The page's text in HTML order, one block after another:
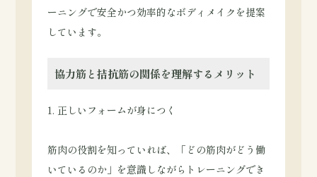
ーニングで安全かつ効率的なボディメイクを提案
しています。
協力筋と拮抗筋の関係を理解するメリット
1. 正しいフォームが身につく
筋肉の役割を知っていれば、「どの筋肉がどう働
いているのか」を意識しながらトレーニングでき